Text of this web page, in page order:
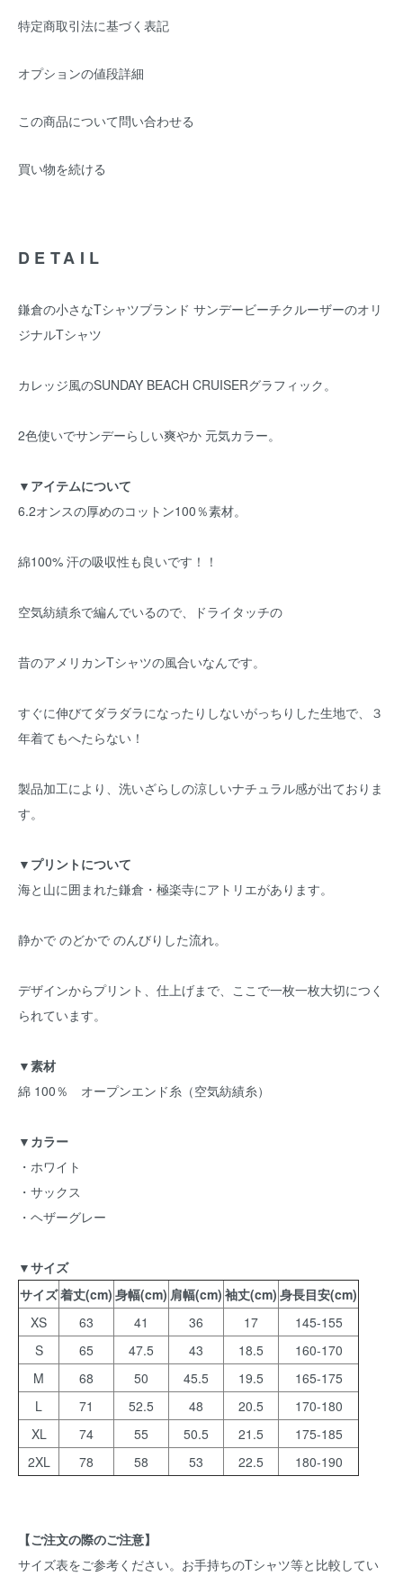
特定商取引法に基づく表記
オプションの値段詳細
この商品について問い合わせる
買い物を続ける
DETAIL
鎌倉の小さなTシャツブランド サンデービーチクルーザーのオリ
ジナルTシャツ
カレッジ風のSUNDAY BEACH CRUISERグラフィック。
2色使いでサンデーらしい爽やか 元気カラー。
▼アイテムについて
6.2オンスの厚めのコットン100％素材。
綿100% 汗の吸収性も良いです！！
空気紡績糸で編んでいるので、ドライタッチの
昔のアメリカンTシャツの風合いなんです。
すぐに伸びてダラダラになったりしないがっちりした生地で、３
年着てもへたらない！
製品加工により、洗いざらしの涼しいナチュラル感が出ておりま
す。
▼プリントについて
海と山に囲まれた鎌倉・極楽寺にアトリエがあります。
静かで のどかで のんびりした流れ。
デザインからプリント、仕上げまで、ここで一枚一枚大切につく
られています。
▼素材
綿 100％ オープンエンド糸（空気紡績糸）
▼カラー
・ホワイト
・サックス
・ヘザーグレー
▼サイズ
サイズ着丈(cm) 身幅(cm) 肩幅(cm) 袖丈(cm) 身長目安(cm)
XS
63 41 36 17
145-155
S
65 47.5 43 18.5
160-170
M
68 50 45.5 19.5
165-175
L
71 52.5 48 20.5
170-180
XL
74 55 50.5 21.5
175-185
2XL
78 58 53 22.5 180-190
【ご注文の際のご注意】
サイズ表をご参考ください。お手持ちのTシャツ等と比較してい